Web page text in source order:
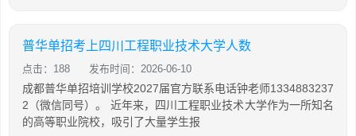
普华单招考上四川工程职业技术大学人数
点击：188 发布时间：2026-06-10
成都普华单招培训学校2027届官方联系电话钟老师1334883237
2（微信同号）。 近年来，四川工程职业技术大学作为一所知名
的高等职业院校，吸引了大量学生报